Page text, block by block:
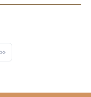
Następna strona
››